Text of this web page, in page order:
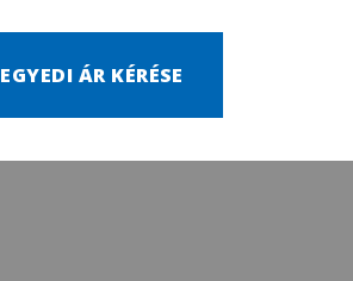
EGYEDI ÁR KÉRÉSE